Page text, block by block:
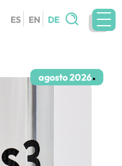
ES EN DE
DIENSTLEISTUNGE
RUNDSCHREIBEN
ARBEITE MIT UNS
agosto 2026